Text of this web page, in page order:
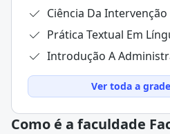
Ciência Da
Prática Textual Em
Introdução A
Ver toda a
Como é a faculdade